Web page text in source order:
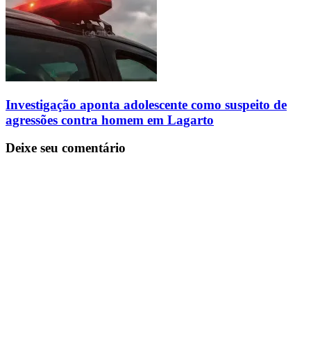
Investigação aponta adolescente como suspeito de
agressões contra homem em Lagarto
Deixe seu comentário